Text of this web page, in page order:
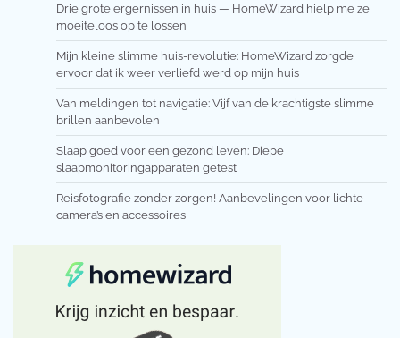
Drie grote ergernissen in huis — HomeWizard hielp me ze
moeiteloos op te lossen
Mijn kleine slimme huis-revolutie: HomeWizard zorgde
ervoor dat ik weer verliefd werd op mijn huis
Van meldingen tot navigatie: Vijf van de krachtigste slimme
brillen aanbevolen
Slaap goed voor een gezond leven: Diepe
slaapmonitoringapparaten getest
Reisfotografie zonder zorgen! Aanbevelingen voor lichte
camera’s en accessoires